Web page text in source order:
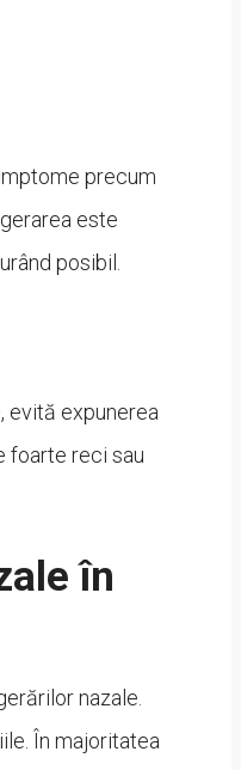
precum
este
posibil.
evită expunerea
foarte reci sau
în
nazale.
În majoritatea